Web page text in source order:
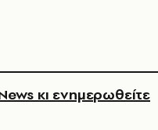
κι ενημερωθείτε